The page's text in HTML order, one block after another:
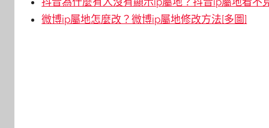
微博ip屬地怎麼改？微博ip屬地修改方法[多圖]